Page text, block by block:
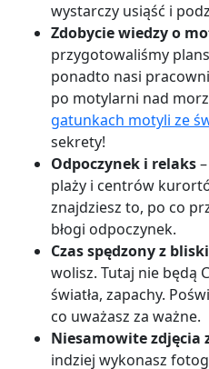
wystarczy usiąść i
Zdobycie wiedzy o
przygotowaliśmy
ponadto nasi
po motylarni nad
gatunkach motyli ze
sekrety!
Odpoczynek i relaks
plaży i centrów
znajdziesz to, po co
błogi odpoczynek.
Czas spędzony z
wolisz. Tutaj nie będą
światła, zapachy.
co uważasz za ważne.
Niesamowite zdjęcia
indziej wykonasz